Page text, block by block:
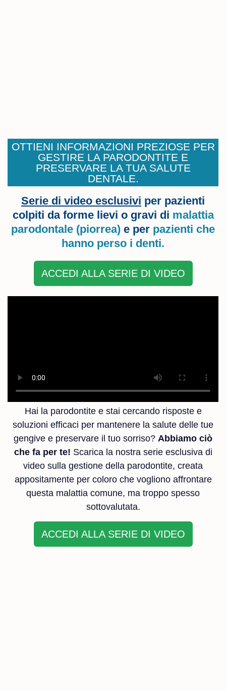
OTTIENI INFORMAZIONI PREZIOSE PER
GESTIRE LA PARODONTITE E
PRESERVARE LA TUA SALUTE
DENTALE.
Serie di video esclusivi per pazienti
colpiti da forme lievi o gravi di malattia
parodontale (piorrea) e per pazienti che
hanno perso i denti.
ACCEDI ALLA SERIE DI VIDEO
Hai la parodontite e stai cercando risposte e
soluzioni efficaci per mantenere la salute delle tue
gengive e preservare il tuo sorriso? Abbiamo ciò
che fa per te! Scarica la nostra serie esclusiva di
video sulla gestione della parodontite, creata
appositamente per coloro che vogliono affrontare
questa malattia comune, ma troppo spesso
sottovalutata.
ACCEDI ALLA SERIE DI VIDEO